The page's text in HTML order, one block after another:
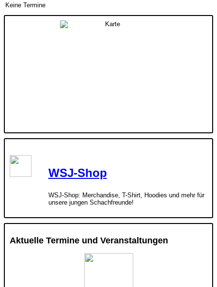
Keine Termine
WSJ-Shop
WSJ-Shop: Merchandise, T-Shirt, Hoodies und mehr für
unsere jungen Schachfreunde!
Aktuelle Termine und Veranstaltungen